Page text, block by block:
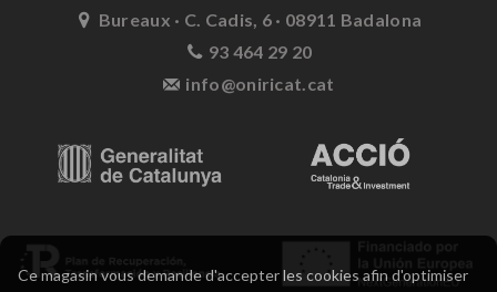
Bureaux · C. Cadis, 6 · 08911 Badalona
93 464 29 20
info@oniricat.cat
Ce magasin vous demande d'accepter les cookies afin d'optimiser